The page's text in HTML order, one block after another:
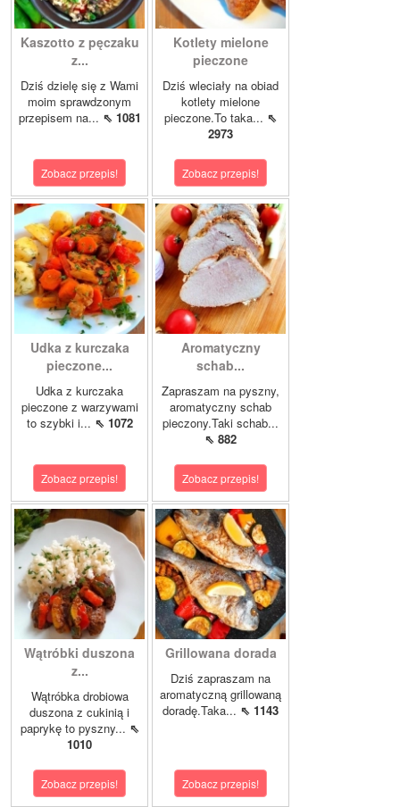
Kaszotto z pęczaku
z...
Dziś dzielę się z Wami
moim sprawdzonym
przepisem na... ⇖ 1081
Zobacz przepis!
Kotlety mielone
pieczone
Dziś wleciały na obiad
kotlety mielone
pieczone.To taka... ⇖
2973
Zobacz przepis!
Udka z kurczaka
pieczone...
Udka z kurczaka
pieczone z warzywami
to szybki i... ⇖ 1072
Zobacz przepis!
Aromatyczny
schab...
Zapraszam na pyszny,
aromatyczny schab
pieczony.Taki schab...
⇖ 882
Zobacz przepis!
Wątróbki duszona
z...
Wątróbka drobiowa
duszona z cukinią i
paprykę to pyszny... ⇖
1010
Zobacz przepis!
Grillowana dorada
Dziś zapraszam na
aromatyczną grillowaną
doradę.Taka... ⇖ 1143
Zobacz przepis!